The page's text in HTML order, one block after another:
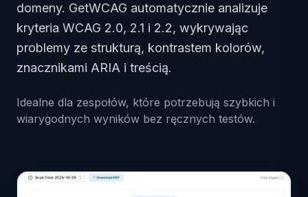
domeny. GetWCAG automatycznie analizuje
kryteria WCAG 2.0, 2.1 i 2.2, wykrywając
problemy ze strukturą, kontrastem kolorów,
znacznikami ARIA i treścią.
Idealne dla zespołów, które potrzebują szybkich i
wiarygodnych wyników bez ręcznych testów.